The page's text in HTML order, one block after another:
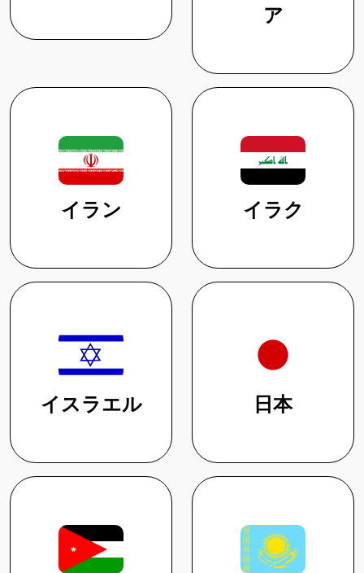
ア
イラン イラク
イスラエル 日本